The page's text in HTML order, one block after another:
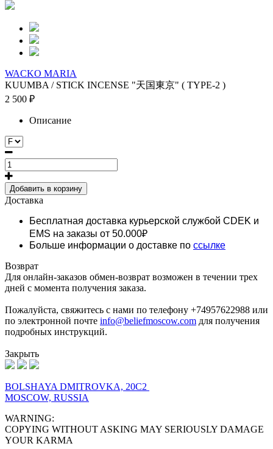
WACKO MARIA
KUUMBA / STICK INCENSE "天国東京" ( TYPE-2 )
2 500 ₽
Описание
Добавить в корзину
Доставка
Бесплатная доставка курьерской службой CDEK и
EMS на заказы от 50.000₽
Больше информации о доставке по ссылке
Возврат
Для онлайн-заказов обмен-возврат возможен в течении трех
дней с момента получения заказа.
Пожалуйста, свяжитесь с нами по телефону +74957622988 или
по электронной почте info@beliefmoscow.com для получения
подробных инструкций.
Закрыть
BOLSHAYA DMITROVKA, 20C2
MOSCOW, RUSSIA
WARNING:
COPYING WITHOUT ASKING MAY SERIOUSLY DAMAGE
YOUR KARMA